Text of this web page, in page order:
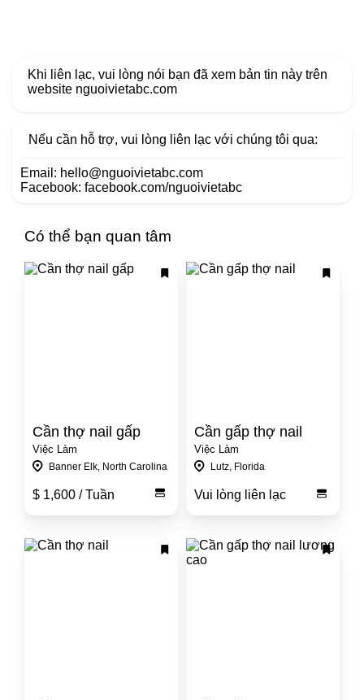
Khi liên lạc, vui lòng nói bạn đã xem bản tin này trên
website nguoivietabc.com
Nếu cần hỗ trợ, vui lòng liên lạc với chúng tôi qua:
Email: hello@nguoivietabc.com
Facebook: facebook.com/nguoivietabc
Có thể bạn quan tâm
Cần thợ nail gấp
Việc Làm
Banner Elk, North Carolina
$ 1,600 / Tuần
Cần gấp thợ nail
Việc Làm
Lutz, Florida
Vui lòng liên lạc